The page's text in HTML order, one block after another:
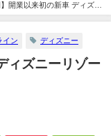
】開業以来初の新車 ディズニ
イン ディズニー
ィズニーリゾー